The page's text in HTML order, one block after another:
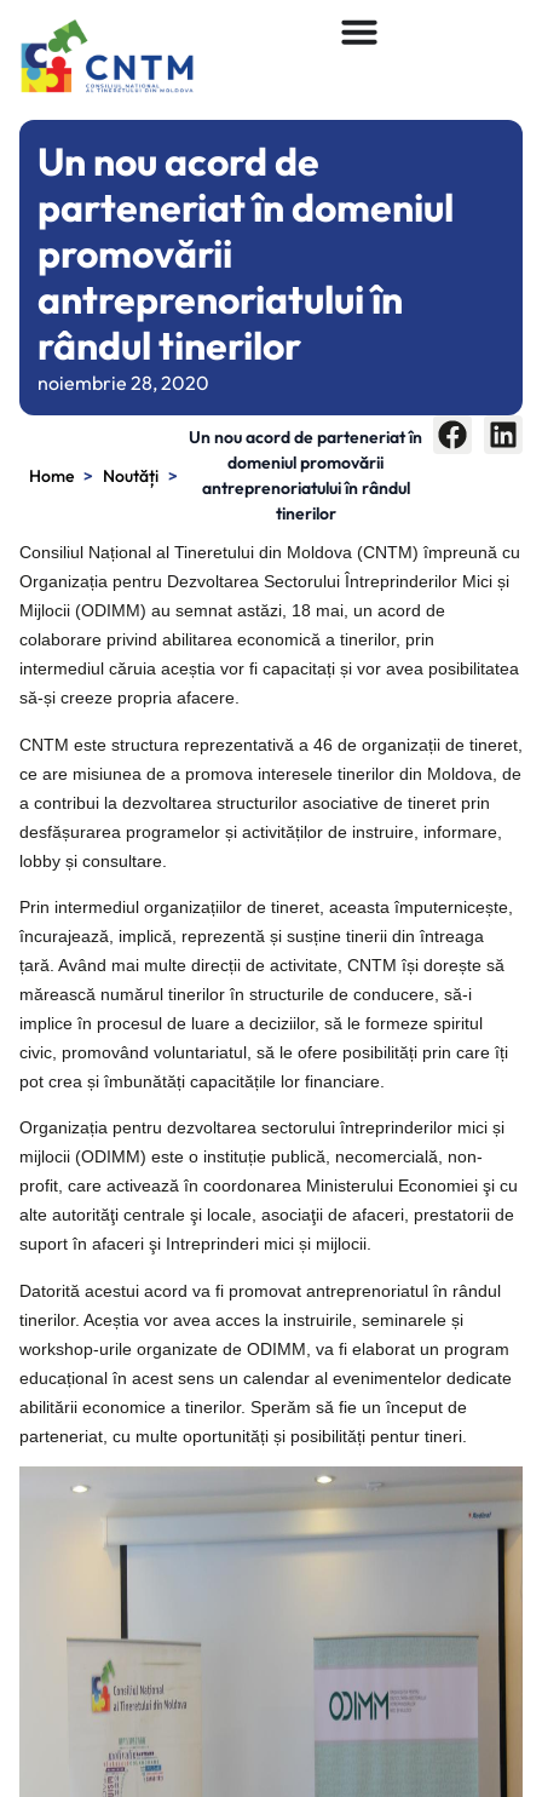
Un nou acord de
parteneriat în domeniul
promovării
antreprenoriatului în
rândul tinerilor
noiembrie 28, 2020
Home > Noutăți >
Un nou acord de parteneriat în
domeniul promovării
antreprenoriatului în rândul
tinerilor
Consiliul Național al Tineretului din Moldova (CNTM) împreună cu
Organizația pentru Dezvoltarea Sectorului Întreprinderilor Mici și
Mijlocii (ODIMM) au semnat astăzi, 18 mai, un acord de
colaborare privind abilitarea economică a tinerilor, prin
intermediul căruia aceștia vor fi capacitați și vor avea posibilitatea
să-și creeze propria afacere.
CNTM este structura reprezentativă a 46 de organizații de tineret,
ce are misiunea de a promova interesele tinerilor din Moldova, de
a contribui la dezvoltarea structurilor asociative de tineret prin
desfășurarea programelor și activităților de instruire, informare,
lobby și consultare.
Prin intermediul organizațiilor de tineret, aceasta împuternicește,
încurajează, implică, reprezentă și susține tinerii din întreaga
țară. Având mai multe direcții de activitate, CNTM își dorește să
mărească numărul tinerilor în structurile de conducere, să-i
implice în procesul de luare a deciziilor, să le formeze spiritul
civic, promovând voluntariatul, să le ofere posibilități prin care îți
pot crea și îmbunătăți capacitățile lor financiare.
Organizația pentru dezvoltarea sectorului întreprinderilor mici și
mijlocii (ODIMM) este o instituție publică, necomercială, non-
profit, care activează în coordonarea Ministerului Economiei şi cu
alte autorităţi centrale şi locale, asociaţii de afaceri, prestatorii de
suport în afaceri şi Intreprinderi mici și mijlocii.
Datorită acestui acord va fi promovat antreprenoriatul în rândul
tinerilor. Aceștia vor avea acces la instruirile, seminarele și
workshop-urile organizate de ODIMM, va fi elaborat un program
educațional în acest sens un calendar al evenimentelor dedicate
abilitării economice a tinerilor. Sperăm să fie un început de
parteneriat, cu multe oportunități și posibilități pentur tineri.